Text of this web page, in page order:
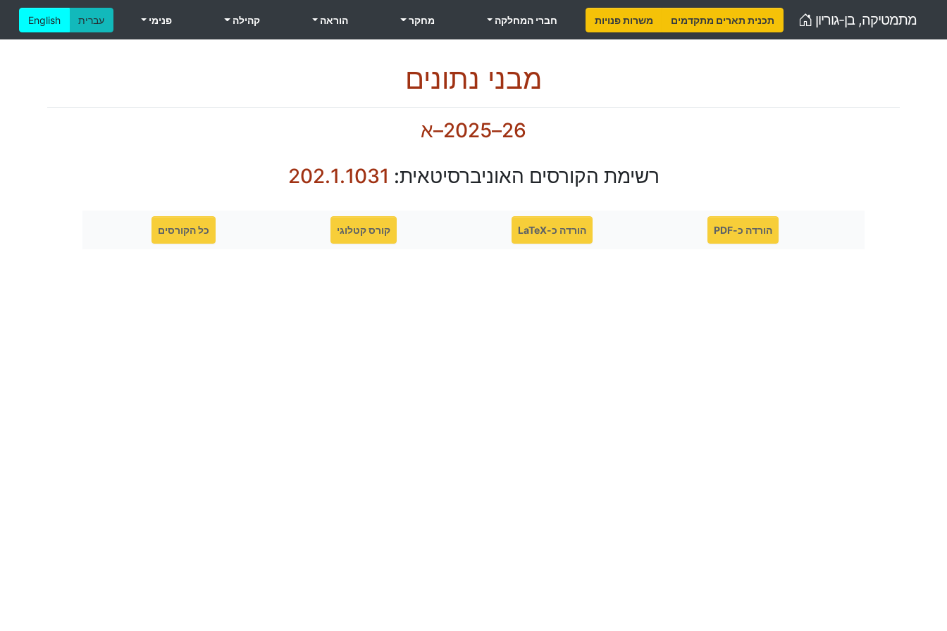
מתמטיקה, בן-גוריון Home
English עברית משרות פנויות תכנית תארים מתקדמים חברי המחלקה מחקר הוראה קהילה פנימי
מבני נתונים
26–2025–א
רשימת הקורסים האוניברסיטאית: 202.1.1031
הורדה כ-PDF הורדה כ-LaTeX קורס קטלוגי כל הקורסים